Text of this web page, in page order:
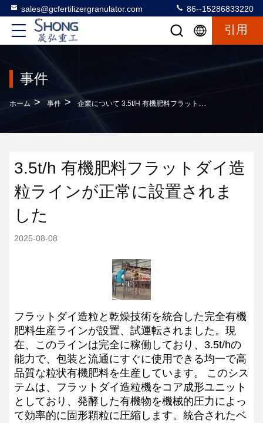
sales@gcfertilizergranulator.com 86--15286833220
引用
事件
ホーム > 事件 > 企業について 3.5t/h 有機肥料フラットダイ造粒ラインが正常に設置されました
3.5t/h 有機肥料フラットダイ造
粒ラインが正常に設置されま
した
2025-08-08
フラットダイ造粒と乾燥技術を統合した完全有機
肥料生産ラインが設置、試運転されました。現
在、このラインは完全に稼働しており、3.5t/hの
能力で、包装と流通にすぐに使用できる均一で高
品質な粒状有機肥料を生産しています。
このシス
テムは、フラットダイ造粒機をコア成形ユニット
としており、発酵した有機物を機械的圧力によっ
て効率的に固形顆粒に圧縮します。統合されたベ